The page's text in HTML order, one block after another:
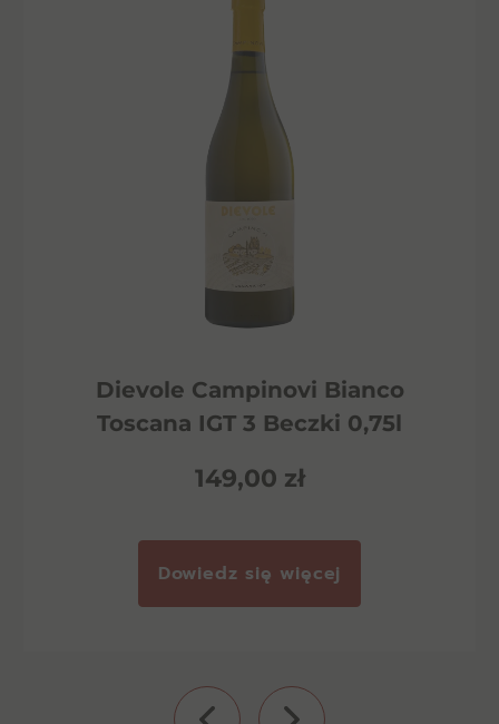
Dievole Campinovi Bianco
Toscana IGT 3 Beczki 0,75l
149,00 zł
Dowiedz się więcej